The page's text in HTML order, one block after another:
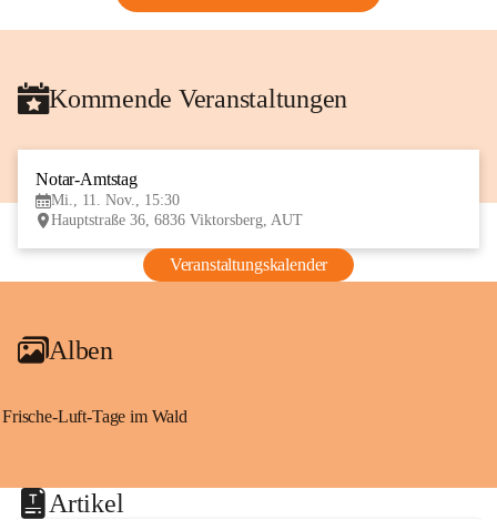
Kommende Veranstaltungen
Notar-Amtstag
Mi., 11. Nov., 15:30
Hauptstraße 36, 6836 Viktorsberg, AUT
Veranstaltungskalender
Alben
Frische-Luft-Tage im Wald
Artikel